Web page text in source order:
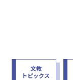
文教
トピックス